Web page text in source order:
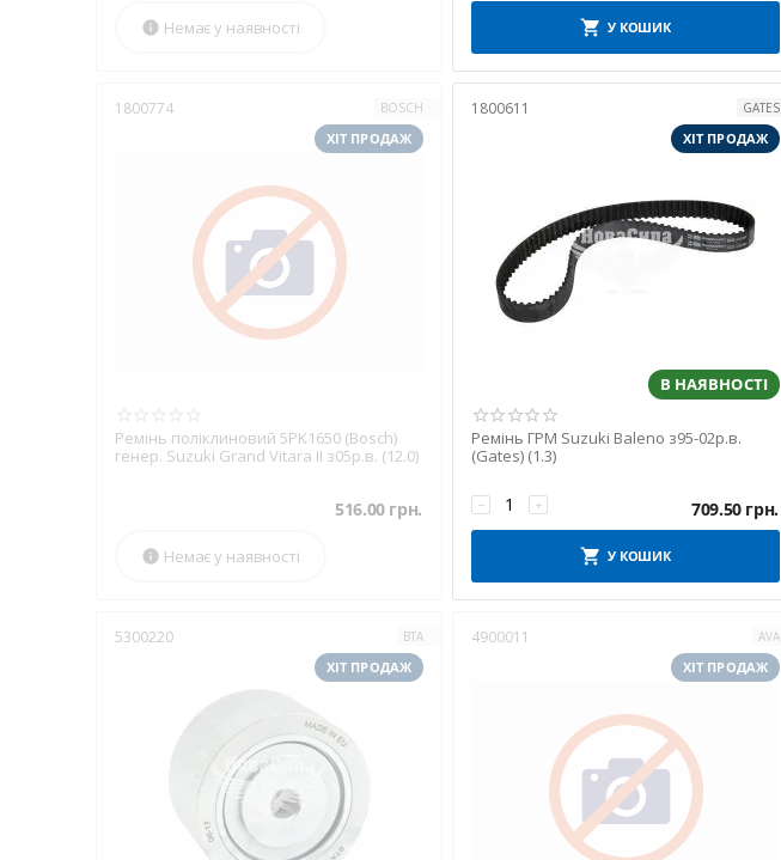
Немає у наявності
 У КОШИК
1800774
BOSCH
ХІТ ПРОДАЖ
Ремінь поліклиновий 5PK1650 (Bosch)
генер. Suzuki Grand Vitara II з05р.в. (12.0)
516.00 грн.
Немає у наявності

1800611
GATES
ХІТ ПРОДАЖ
В НАЯВНОСТІ
Ремінь ГРМ Suzuki Baleno з95-02р.в.
(Gates) (1.3)
+
− 709.50 грн.
У КОШИК
5300220
BTA
ХІТ ПРОДАЖ
4900011
AVA
ХІТ ПРОДАЖ